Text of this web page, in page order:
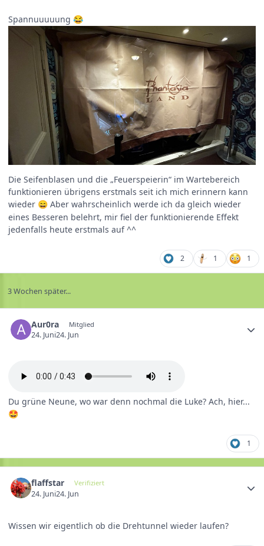
Spannuuuuung 😂
Die Seifenblasen und die „Feuerspeierin“ im Wartebereich
funktionieren übrigens erstmals seit ich mich erinnern kann
wieder 😄 Aber wahrscheinlich werde ich da gleich wieder
eines Besseren belehrt, mir fiel der funktionierende Effekt
jedenfalls heute erstmals auf ^^
2 1 1
3 Wochen später...
Aur0ra Mitglied
24. Juni24. Jun
Du grüne Neune, wo war denn nochmal die Luke? Ach, hier...
🤩
1
flaffstar Verifiziert
24. Juni24. Jun
Wissen wir eigentlich ob die Drehtunnel wieder laufen?